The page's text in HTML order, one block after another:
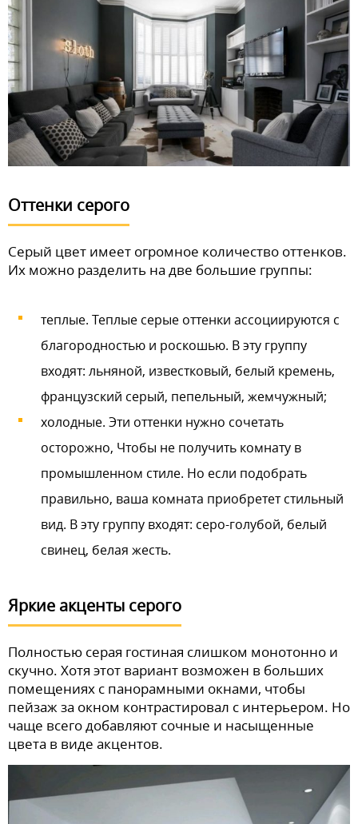
Оттенки серого
Серый цвет имеет огромное количество оттенков.
Их можно разделить на две большие группы:
теплые. Теплые серые оттенки ассоциируются с
благородностью и роскошью. В эту группу
входят: льняной, известковый, белый кремень,
французский серый, пепельный, жемчужный;
холодные. Эти оттенки нужно сочетать
осторожно, Чтобы не получить комнату в
промышленном стиле. Но если подобрать
правильно, ваша комната приобретет стильный
вид. В эту группу входят: серо-голубой, белый
свинец, белая жесть.
Яркие акценты серого
Полностью серая гостиная слишком монотонно и
скучно. Хотя этот вариант возможен в больших
помещениях с панорамными окнами, чтобы
пейзаж за окном контрастировал с интерьером. Но
чаще всего добавляют сочные и насыщенные
цвета в виде акцентов.